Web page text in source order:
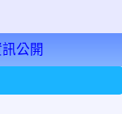
公開